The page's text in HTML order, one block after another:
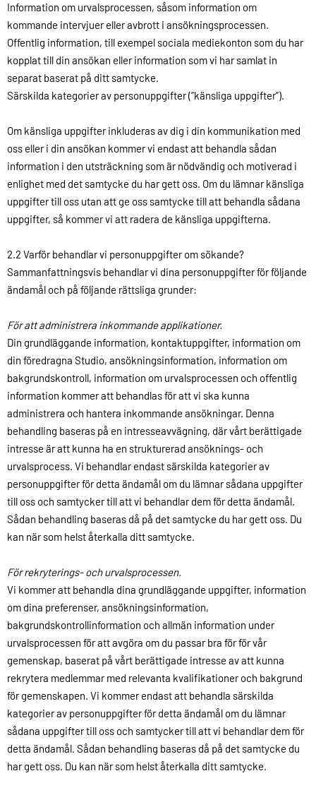
Information om urvalsprocessen, såsom information om
kommande intervjuer eller avbrott i ansökningsprocessen.
Offentlig information, till exempel sociala mediekonton som du har
kopplat till din ansökan eller information som vi har samlat in
separat baserat på ditt samtycke.
Särskilda kategorier av personuppgifter (”känsliga uppgifter”).
Om känsliga uppgifter inkluderas av dig i din kommunikation med
oss eller i din ansökan kommer vi endast att behandla sådan
information i den utsträckning som är nödvändig och motiverad i
enlighet med det samtycke du har gett oss. Om du lämnar känsliga
uppgifter till oss utan att ge oss samtycke till att behandla sådana
uppgifter, så kommer vi att radera de känsliga uppgifterna.
2.2 Varför behandlar vi personuppgifter om sökande?
Sammanfattningsvis behandlar vi dina personuppgifter för följande
ändamål och på följande rättsliga grunder:
För att administrera inkommande applikationer.
Din grundläggande information, kontaktuppgifter, information om
din föredragna Studio, ansökningsinformation, information om
bakgrundskontroll, information om urvalsprocessen och offentlig
information kommer att behandlas för att vi ska kunna
administrera och hantera inkommande ansökningar. Denna
behandling baseras på en intresseavvägning, där vårt berättigade
intresse är att kunna ha en strukturerad ansöknings- och
urvalsprocess. Vi behandlar endast särskilda kategorier av
personuppgifter för detta ändamål om du lämnar sådana uppgifter
till oss och samtycker till att vi behandlar dem för detta ändamål.
Sådan behandling baseras då på det samtycke du har gett oss. Du
kan när som helst återkalla ditt samtycke.
För rekryterings- och urvalsprocessen.
Vi kommer att behandla dina grundläggande uppgifter, information
om dina preferenser, ansökningsinformation,
bakgrundskontrollinformation och allmän information under
urvalsprocessen för att avgöra om du passar bra för för vår
gemenskap, baserat på vårt berättigade intresse av att kunna
rekrytera medlemmar med relevanta kvalifikationer och bakgrund
för gemenskapen. Vi kommer endast att behandla särskilda
kategorier av personuppgifter för detta ändamål om du lämnar
sådana uppgifter till oss och samtycker till att vi behandlar dem för
detta ändamål. Sådan behandling baseras då på det samtycke du
har gett oss. Du kan när som helst återkalla ditt samtycke.